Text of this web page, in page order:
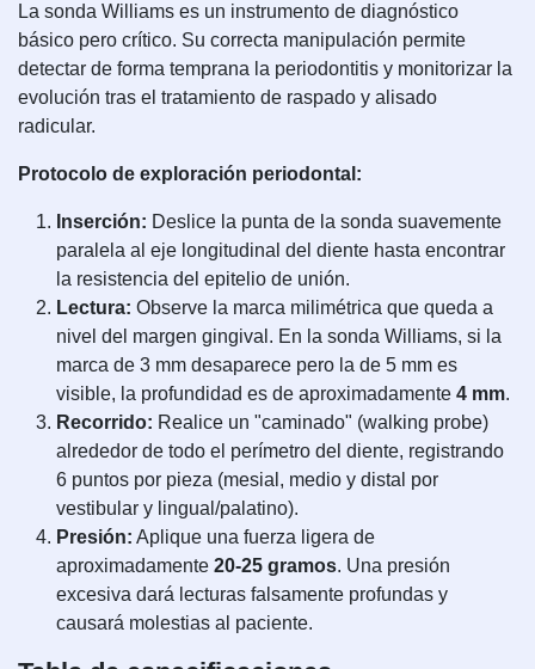
La sonda Williams es un instrumento de diagnóstico
básico pero crítico. Su correcta manipulación permite
detectar de forma temprana la periodontitis y monitorizar la
evolución tras el tratamiento de raspado y alisado
radicular.
Protocolo de exploración periodontal:
Inserción: Deslice la punta de la sonda suavemente
paralela al eje longitudinal del diente hasta encontrar
la resistencia del epitelio de unión.
Lectura: Observe la marca milimétrica que queda a
nivel del margen gingival. En la sonda Williams, si la
marca de 3 mm desaparece pero la de 5 mm es
visible, la profundidad es de aproximadamente 4 mm.
Recorrido: Realice un "caminado" (walking probe)
alrededor de todo el perímetro del diente, registrando
6 puntos por pieza (mesial, medio y distal por
vestibular y lingual/palatino).
Presión: Aplique una fuerza ligera de
aproximadamente 20-25 gramos. Una presión
excesiva dará lecturas falsamente profundas y
causará molestias al paciente.